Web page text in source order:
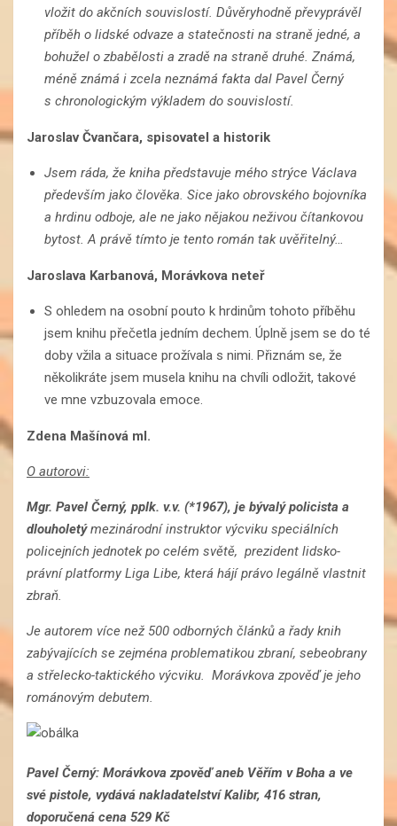
vložit do akčních souvislostí. Důvěryhodně převyprávěl
příběh o lidské odvaze a statečnosti na straně jedné, a
bohužel o zbabělosti a zradě na straně druhé. Známá,
méně známá i zcela neznámá fakta dal Pavel Černý
s chronologickým výkladem do souvislostí.
Jaroslav Čvančara, spisovatel a historik
Jsem ráda, že kniha představuje mého strýce Václava
především jako člověka. Sice jako obrovského bojovníka
a hrdinu odboje, ale ne jako nějakou neživou čítankovou
bytost. A právě tímto je tento román tak uvěřitelný…
Jaroslava Karbanová, Morávkova neteř
S ohledem na osobní pouto k hrdinům tohoto příběhu
jsem knihu přečetla jedním dechem. Úplně jsem se do té
doby vžila a situace prožívala s nimi. Přiznám se, že
několikráte jsem musela knihu na chvíli odložit, takové
ve mne vzbuzovala emoce.
Zdena Mašínová ml.
O autorovi:
Mgr. Pavel Černý, pplk. v.v. (*1967), je bývalý policista a
dlouholetýmezinárodní instruktor výcviku speciálních
policejních jednotek po celém světě, prezident lidsko-
právní platformy Liga Libe, která hájí právo legálně vlastnit
zbraň.
Je autorem více než 500 odborných článků a řady knih
zabývajících se zejména problematikou zbraní, sebeobrany
a střelecko-taktického výcviku. Morávkova zpověď je jeho
románovým debutem.
Pavel Černý: Morávkova zpověď aneb Věřím v Boha a ve
své pistole, vydává nakladatelství Kalibr, 416 stran,
doporučená cena 529 Kč